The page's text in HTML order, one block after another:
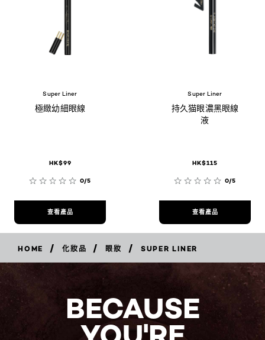
Super Liner
極緻幼細眼線
HK$99
0/5
查看產品
Super Liner
持久猫眼濃黑眼線
液
HK$115
0/5
查看產品
HOME / 化妝品 / 眼妝 / SUPER LINER
BECAUSE